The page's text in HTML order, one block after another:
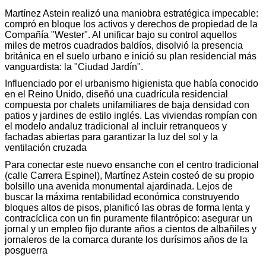
Martínez Astein realizó una maniobra estratégica impecable:
compró en bloque los activos y derechos de propiedad de la
Compañía "Wester". Al unificar bajo su control aquellos
miles de metros cuadrados baldíos, disolvió la presencia
británica en el suelo urbano e inició su plan residencial más
vanguardista: la "Ciudad Jardín".
Influenciado por el urbanismo higienista que había conocido
en el Reino Unido, diseñó una cuadrícula residencial
compuesta por chalets unifamiliares de baja densidad con
patios y jardines de estilo inglés. Las viviendas rompían con
el modelo andaluz tradicional al incluir retranqueos y
fachadas abiertas para garantizar la luz del sol y la
ventilación cruzada
Para conectar este nuevo ensanche con el centro tradicional
(calle Carrera Espinel), Martínez Astein costeó de su propio
bolsillo una avenida monumental ajardinada. Lejos de
buscar la máxima rentabilidad económica construyendo
bloques altos de pisos, planificó las obras de forma lenta y
contracíclica con un fin puramente filantrópico: asegurar un
jornal y un empleo fijo durante años a cientos de albañiles y
jornaleros de la comarca durante los durísimos años de la
posguerra